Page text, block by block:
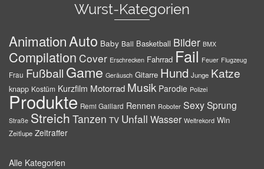
Wurst-Kategorien
AnimationAuto Baby Ball Basketball Bilder BMX
Compilation Cover Erschrecken Fahrrad Fail Feuer Flugzeug
Frau Fußball Game Geräusch Gitarre Hund Junge Katze
knapp Kostüm Kurzfilm Motorrad Musik Parodie Polizei
Produkte Remi Gaillard Rennen Roboter SexySprung
Straße Streich Tanzen TV Unfall Wasser Weltrekord Win
Zeitlupe Zeitraffer
Alle Kategorien